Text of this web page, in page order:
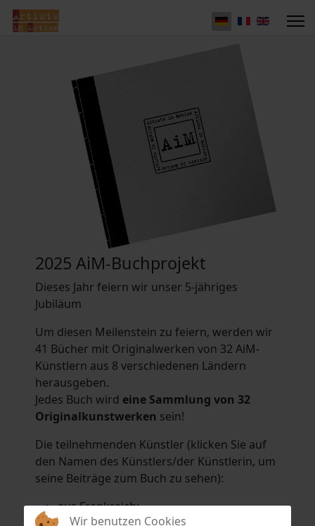
2025 AiM-Buchprojekt
Dieses Jahr feiern wir unser 5-jähriges
Jubiläum
Um diesen Meilenstein zu feiern, werden wir
41 Bücher mit Originalwerken von 32 AiM-
Künstlern aus 8 verschiedenen Ländern
herausgeben.
Jedes Buch wird eine Sammlung von 32
Originalkunstwerken sein!
Die teilnehmenden Künstler (klicken Sie auf
den Namen des Künstlers/der Künstlerin, um
seine Beiträge zum Buch zu sehen):
aus Frankreich:
Wir benutzen Cookies